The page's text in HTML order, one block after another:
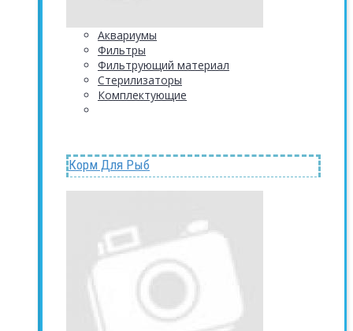
Аквариумы
Фильтры
Фильтрующий материал
Стерилизаторы
Комплектующие
Корм Для Рыб